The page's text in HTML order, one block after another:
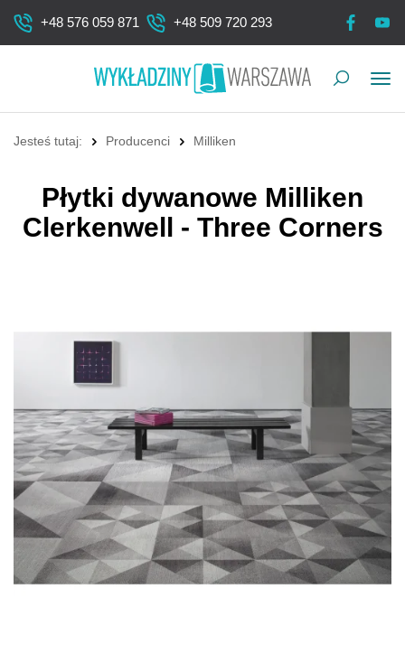
+48 576 059 871 +48 509 720 293
Jesteś tutaj: Producenci Milliken
Płytki dywanowe Milliken
Clerkenwell - Three Corners